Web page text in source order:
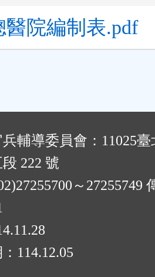
醫院編制表.pdf
輔導委員會：11025
222 號
～27255749
114.12.05